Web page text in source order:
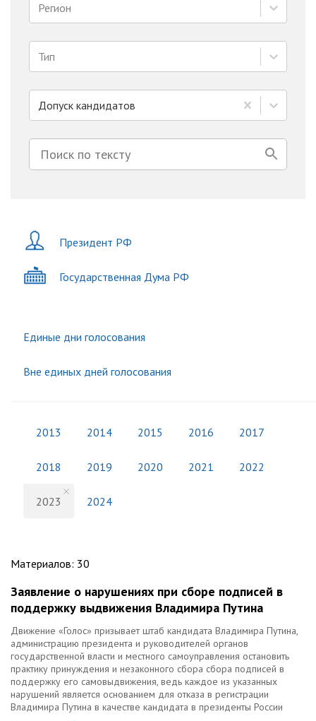
Регион
Тип
Допуск кандидатов
Президент РФ
Государственная Дума РФ
Единые дни голосования
Вне единых дней голосования
2013 2014 2015 2016 2017
2018 2019 2020 2021 2022
2023 2024
Материалов: 30
Заявление о нарушениях при сборе подписей в
поддержку выдвижения Владимира Путина
Движение «Голос» призывает штаб кандидата Владимира Путина,
администрацию президента и руководителей органов
государственной власти и местного самоуправления остановить
практику принуждения и незаконного сбора сбора подписей в
поддержку его самовыдвижения, ведь каждое из указанных
нарушений является основанием для отказа в регистрации
Владимира Путина в качестве кандидата в президенты России